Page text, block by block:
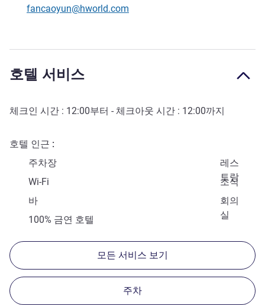
E-mail
fancaoyun@hworld.com
호텔 서비스
체크인 시간 : 12:00부터 - 체크아웃 시간 : 12:00까지
호텔 인근
주차장
레스
토랑
Wi-Fi
조식
바
회의
실
100% 금연 호텔
모든 서비스 보기
주차